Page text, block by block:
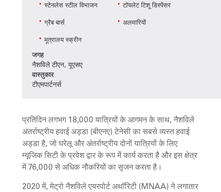
स्टेनलेस स्टील विभाजन टॉयलेट टिशू डिस्पेंसर
ग्रैब बार्स अलमारियों
मूत्रालय स्क्रीन
जगह
नैशविले टीएन, यूएसए
वास्तुकार
टीएमपार्टनर्स
प्रतिदिन लगभग 18,000 यात्रियों के आगमन के साथ, नैशविले
अंतर्राष्ट्रीय हवाई अड्डा (बीएनए) टेनेसी का सबसे व्यस्त हवाई
अड्डा है, जो घरेलू और अंतर्राष्ट्रीय दोनों यात्रियों के लिए
म्यूजिक सिटी के प्रवेश द्वार के रूप में कार्य करता है और इस क्षेत्र
में 76,000 से अधिक नौकरियों का सृजन करता है।
2020 में, मेट्रो नैशविले एयरपोर्ट अथॉरिटी (MNAA) ने लगातार